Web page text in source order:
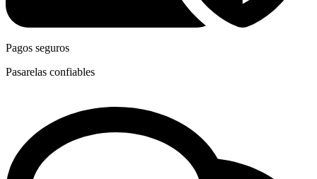
Pagos seguros
Pasarelas confiables